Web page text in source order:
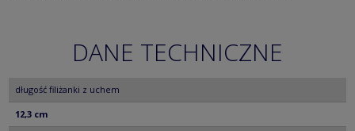
DANE TECHNICZNE
długość filiżanki z uchem
12,3 cm